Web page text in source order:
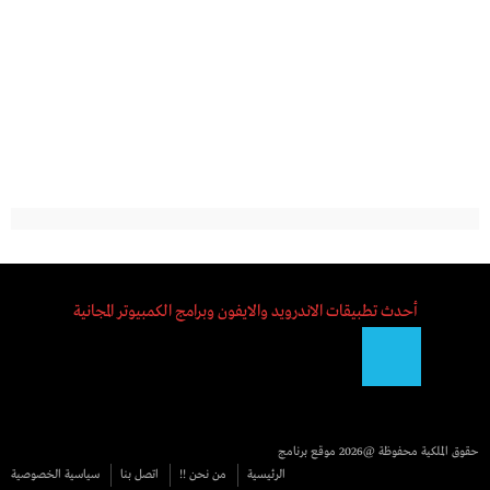
أحدث تطبيقات الاندرويد والايفون وبرامج الكمبيوتر المجانية
حقوق الملكية محفوظة @2026
موقع برنامج
الرئيسية
من نحن !! اتصل بنا سياسية الخصوصية